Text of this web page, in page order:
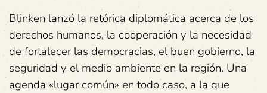
Blinken lanzó la retórica diplomática acerca de los
derechos humanos, la cooperación y la necesidad
de fortalecer las democracias, el buen gobierno, la
seguridad y el medio ambiente en la región. Una
agenda «lugar común» en todo caso, a la que